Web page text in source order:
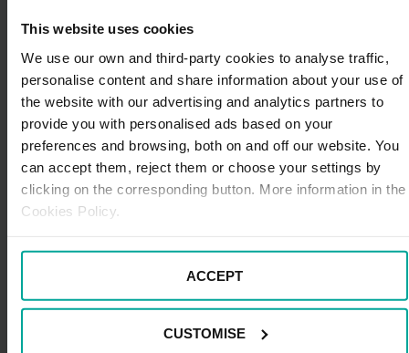
This website uses cookies
We use our own and third-party cookies to analyse traffic,
personalise content and share information about your use of
the website with our advertising and analytics partners to
provide you with personalised ads based on your
preferences and browsing, both on and off our website. You
can accept them, reject them or choose your settings by
clicking on the corresponding button. More information in the
Cookies Policy.
ACCEPT
CUSTOMISE
comprobar la matrícula de tu vehículo y contrastarla
¿Existen incentivos para desguazar un coche
antiguo?Impulsar una movilidad más limpia y amigable
con el planeta seguirá siendo prioridad para las
grandes ciudades. En este caso, el Àrea Metropolitana
de Barcelona pone a disposición de todos los usuarios
de vehículos de turismo contaminantes con interés en
darlo de baja
su portador desplazarse gratuitamente durante
necesario haber dado de baja el coche seis meses
antes de solicitarla y no se podrá adquirir un vehículo
línea abierta de subvenciones para autónomos